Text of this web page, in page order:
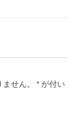
せん。 * が付い